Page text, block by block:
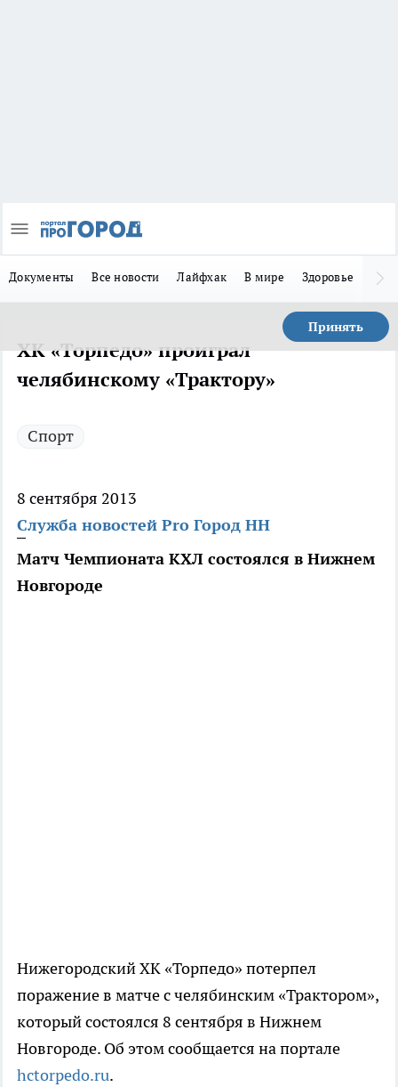
Документы Все новости Лайфхак В мире Здоровье
Принять
ХК «Торпедо» проиграл
челябинскому «Трактору»
Спорт
8 сентября 2013
Служба новостей Pro Город НН
Матч Чемпионата КХЛ состоялся в Нижнем
Новгороде
Нижегородский ХК «Торпедо» потерпел
поражение в матче с челябинским «Трактором»,
который состоялся 8 сентября в Нижнем
Новгороде. Об этом сообщается на портале
hctorpedo.ru.